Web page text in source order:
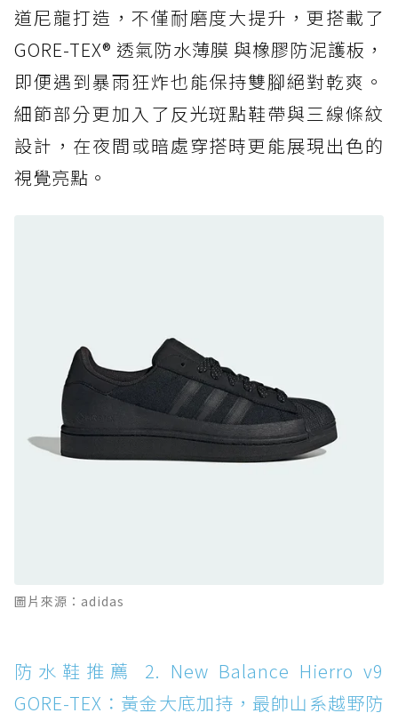
防水鞋推薦 6. HOKA Stinson Evo GTX：越野
復刻厚底，GORE-TEX 防水與增高神器一次滿
防水鞋推薦 7. Timberland Motion Access：
黃靴同級頂級防水，輕量化工裝健走鞋雨天必備
防水鞋推薦 7. Timberland Motion Access：
黃靴同級頂級防水，輕量化工裝健走鞋雨天必備
防水鞋推薦 10. PUMA Voyage NITRO™ 4
GORE-TEX：氮氣中底注入，回彈與防滑兼具的
全天候越野跑鞋
防水鞋推薦 11. On Cloudhorizon 2 WP：腳
感軟彈、搭載 Missiongrip™ 的防水輕越野鞋
Boot：馬汀首款雨靴登場，經典八孔加上全防
防水鞋推薦 14. SKECHERS BADGER
WATERPROOF：一踩即穿懶人神器！搭載固特
異大底與全防水厚底健走鞋
道尼龍打造，不僅耐磨度大提升，更搭載了
GORE-TEX® 透氣防水薄膜 與橡膠防泥護板，
即便遇到暴雨狂炸也能保持雙腳絕對乾爽。
細節部分更加入了反光斑點鞋帶與三線條紋
設計，在夜間或暗處穿搭時更能展現出色的
視覺亮點。
圖片來源：adidas
防水鞋推薦 2. New Balance Hierro v9
GORE-TEX：黃金大底加持，最帥山系越野防